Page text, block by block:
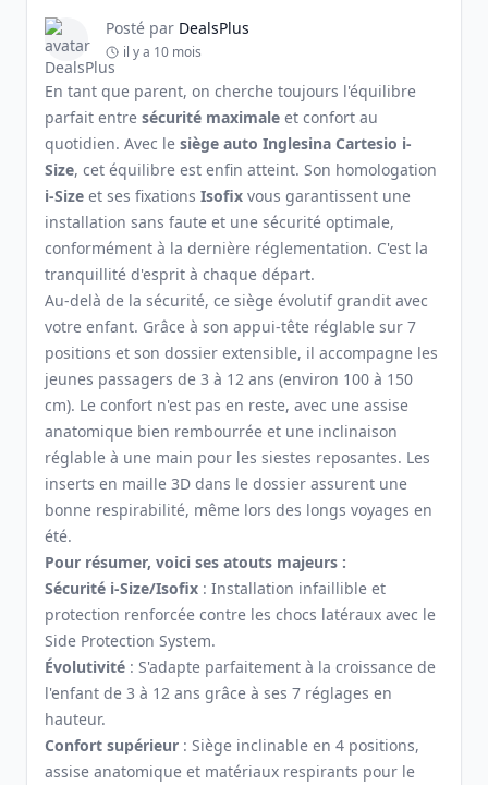
Posté par DealsPlus
il y a 10 mois
En tant que parent, on cherche toujours l'équilibre
parfait entre sécurité maximale et confort au
quotidien. Avec le siège auto Inglesina Cartesio i-
Size, cet équilibre est enfin atteint. Son homologation
i-Size et ses fixations Isofix vous garantissent une
installation sans faute et une sécurité optimale,
conformément à la dernière réglementation. C'est la
tranquillité d'esprit à chaque départ.
Au-delà de la sécurité, ce siège évolutif grandit avec
votre enfant. Grâce à son appui-tête réglable sur 7
positions et son dossier extensible, il accompagne les
jeunes passagers de 3 à 12 ans (environ 100 à 150
cm). Le confort n'est pas en reste, avec une assise
anatomique bien rembourrée et une inclinaison
réglable à une main pour les siestes reposantes. Les
inserts en maille 3D dans le dossier assurent une
bonne respirabilité, même lors des longs voyages en
été.
Pour résumer, voici ses atouts majeurs :
Sécurité i-Size/Isofix : Installation infaillible et
protection renforcée contre les chocs latéraux avec le
Side Protection System.
Évolutivité : S'adapte parfaitement à la croissance de
l'enfant de 3 à 12 ans grâce à ses 7 réglages en
hauteur.
Confort supérieur : Siège inclinable en 4 positions,
assise anatomique et matériaux respirants pour le